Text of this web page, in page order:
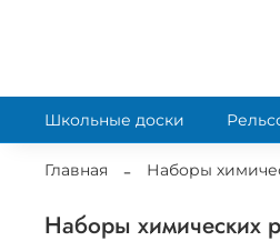
Школьные доски
Главная Наборы
Наборы химических